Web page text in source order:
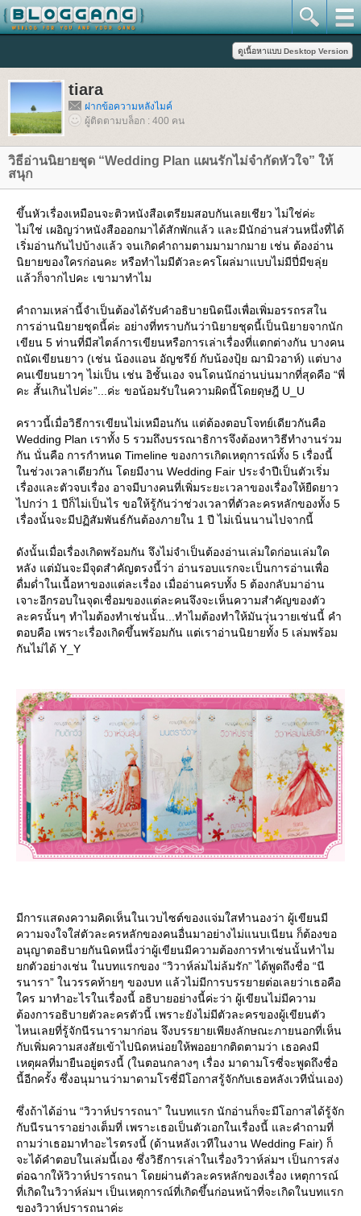
tiara
ฝากข้อความหลังไมค์
ผู้ติดตามบล็อก : 400 คน
วิธีอ่านนิยายชุด “Wedding Plan แผนรักไม่จำกัดหัวใจ” ให้
สนุก
ขึ้นหัวเรื่องเหมือนจะติวหนังสือเตรียมสอบกันเลยเชียว ไม่ใช่ค่ะ
ไม่ใช่ เผอิญว่าหนังสือออกมาได้สักพักแล้ว และมีนักอ่านส่วนหนึ่งที่ได้
เริ่มอ่านกันไปบ้างแล้ว จนเกิดคำถามตามมามากมาย เช่น ต้องอ่าน
นิยายของใครก่อนคะ หรือทำไมมีตัวละครโผล่มาแบบไม่มีปี่มีขลุ่
ล้วก็จากไปคะ เขามาทำไม
คำถามเหล่านี้จำเป็นต้องได้รับคำอธิบายนิดนึงเพื่อเพิ่มอรรถรสใน
การอ่านนิยายชุดนี้ค่ะ อย่างที่ทราบกันว่านิยายชุดนี้เป็นนิยายจากนัก
เขียน 5 ท่านที่มีสไตล์การเขียนหรือการเล่าเรื่องที่แตกต่างกัน บางคน
ถนัดเขียนยาว (เช่น น้องแอน อัญชรีย์ กับน้องปุ้ย ฌามิวอาห์) แต่บาง
คนเขียนยาวๆ ไม่เป็น เช่น อิชั้นเอง จนโดนนักอ่านบ่นมากที่สุดคือ “พี่
คะ สั้นเกินไปค่ะ”...ค่ะ ขอน้อมรับในความผิดนี้โดยดุษฎี U_U
คราวนี้เมื่อวิธีการเขียนไม่เหมือนกัน แต่ต้องตอบโจทย์เดียวกันคือ
Wedding Plan เราทั้ง 5 รวมถึงบรรณาธิการจึงต้องหาวิธีทำงานร่วม
กัน นั่นคือ การกำหนด Timeline ของการเกิดเหตุการณ์ทั้ง 5 เรื่องนี้
นช่วงเวลาเดียวกัน โดยมีงาน Wedding Fair ประจำปีเป็นตัวเริ่ม
เรื่องและตัวจบเรื่อง อาจมีบางคนที่เพิ่มระยะเวลาของเรื่องให้ยืดยาว
ไปกว่า 1 ปีก็ไม่เป็นไร ขอให้รู้กันว่าช่วงเวลาที่ตัวละครหลักของทั้ง 5
เรื่องนั้นจะมีปฏิสัมพันธ์กันต้องภายใน 1 ปี ไม่เนิ่นนานไปจากนี้
ดังนั้นเมื่อเรื่องเกิดพร้อมกัน จึงไม่จำเป็นต้องอ่านเล่มใดก่อนเล่มใด
หลัง แต่มันจะมีจุดสำคัญตรงนี้ว่า อ่านรอบแรกจะเป็นการอ่านเพื่อ
ดื่มด่ำในเนื้อหาของแต่ละเรื่อง เมื่ออ่านครบทั้ง 5 ต้องกลับมาอ่าน
เจาะอีกรอบในจุดเชื่อมของแต่ละคนจึงจะเห็นความสำคัญของตัว
ละครนั้นๆ ทำไมต้องทำเช่นนั้น...ทำไมต้องทำให้มันวุ่นวายเช่นนี้ คำ
ตอบคือ เพราะเรื่องเกิดขึ้นพร้อมกัน แต่เราอ่านนิยายทั้ง 5 เล่มพร้อม
กันไม่ได้ Y_Y
มีการแสดงความคิดเห็นในเวบไซต์ของแจ่มใสทำนองว่า ผู้เขียนมี
ความจงใจใส่ตัวละครหลักของคนอื่นมาอย่างไม่แนบเนียน ก็ต้องขอ
อนุญาตอธิบายกันนิดหนึ่งว่าผู้เขียนมีความต้องการทำเช่นนั้นทำไม
กตัวอย่างเช่น ในบทแรกของ “วิวาห์ล่มไม่ล้มรัก” ได้พูดถึงชื่อ “นี
รนารา” ในวรรคท้ายๆ ของบท แล้วไม่มีการบรรยายต่อเลยว่าเธอคือ
คร มาทำอะไรในเรื่องนี้ อธิบายอย่างนี้ค่ะว่า ผู้เขียนไม่มีความ
ต้องการอธิบายตัวละครตัวนี้ เพราะยังไม่มีตัวละครของผู้เขียนตัว
ไหนเลยที่รู้จักนีรนารามาก่อน จึงบรรยายเพียงลักษณะภายนอกที่เห็น
กับเพิ่มความสงสัยเข้าไปนิดหน่อยให้พออยากติดตามว่า เธอคงมี
เหตุผลที่มายืนอยู่ตรงนี้ (ในตอนกลางๆ เรื่อง มาดามโรซี่จะพูดถึงชื่อ
นี้อีกครั้ง ซึ่งอนุมานว่ามาดามโรซี่มีโอกาสรู้จักกับเธอหลังเวทีนั่นเอง)
ซึ่งถ้าได้อ่าน “วิวาห์ปรารถนา” ในบทแรก นักอ่านก็จะมีโอกาสได้รู้จัก
กับนีรนาราอย่างเต็มที่ เพราะเธอเป็นตัวเอกในเรื่องนี้ และคำถามที่
ถามว่าเธอมาทำอะไรตรงนี้ (ด้านหลังเวทีในงาน Wedding Fair) ก็
จะได้คำตอบในเล่มนี้เอง ซึ่งวิธีการเล่าในเรื่องวิวาห์ล่มฯ เป็นการส่ง
ต่อฉากให้วิวาห์ปรารถนา โดยผ่านตัวละครหลักของเรื่อง เหตุการณ์
ที่เกิดในวิวาห์ล่มฯ เป็นเหตุการณ์ที่เกิดขึ้นก่อนหน้าที่จะเกิดในบทแรก
ของวิวาห์ปรารถนาค่ะ